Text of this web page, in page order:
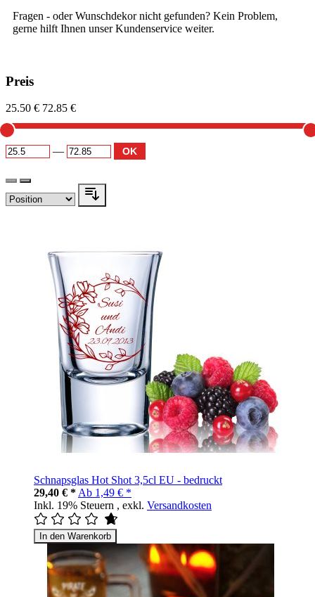
Fragen - oder Wunschdekor nicht gefunden? Kein Problem,
gerne hilft Ihnen unser Kundenservice weiter.
Preis
25.50 € 72.85 €
— OK
Schnapsglas Hot Shot 3,5cl EU - bedruckt
29,40 € * Ab 1,49 € *
Inkl. 19% Steuern , exkl. Versandkosten
In den Warenkorb